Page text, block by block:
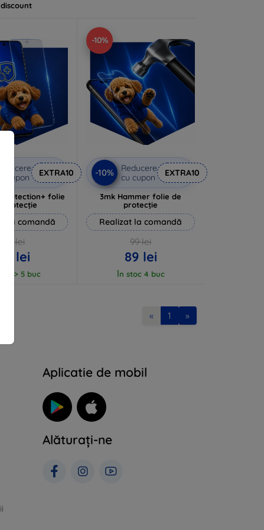
Reducere
cu cupon
EXTRA10
folie
protecție
la comandă
94 lei
85 lei
> 5 buc
-10%
-10%
Reducere
cu cupon
EXTRA10
3mk Hammer folie de
protecție
Realizat la comandă
99 lei
89 lei
În stoc 4 buc
« 1 »
Aplicatie de mobil
Alăturați-ne